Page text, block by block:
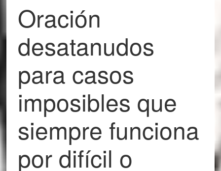
Oración
desatanudos
para casos
imposibles que
siempre funciona
por difícil o